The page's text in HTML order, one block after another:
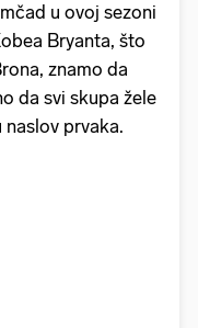
u ovoj sezoni
Bryanta, što
znamo da
da svi skupa žele
prvaka.